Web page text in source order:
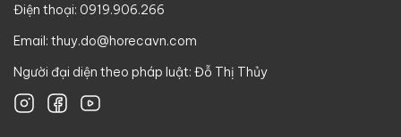
Điện thoại: 0919.906.266
Email: thuy.do@horecavn.com
Người đại diện theo pháp luật: Đỗ Thị Thủy